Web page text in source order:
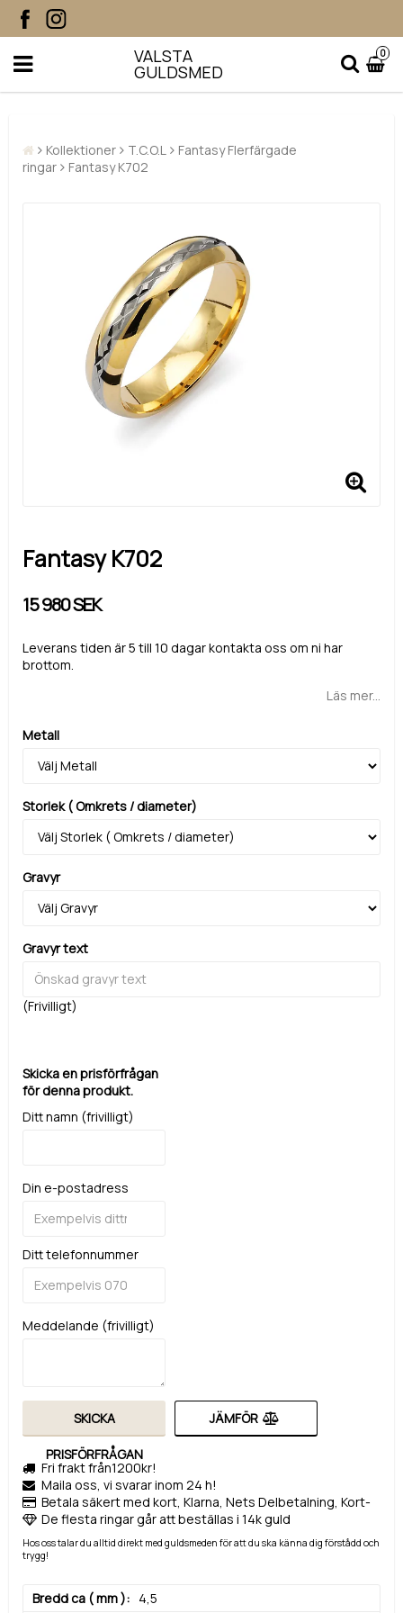
VALSTA
GULDSMED
0
Kollektioner T.C.O.L
Fantasy Flerfärgade
ringar
Fantasy K702
Fantasy K702
15 980 SEK
Leverans tiden är 5 till 10 dagar kontakta oss om ni har
brottom.
Läs mer...
Metall
Storlek ( Omkrets / diameter)
Gravyr
Gravyr text
(Frivilligt)
Skicka en prisförfrågan
för denna produkt.
Ditt namn (frivilligt)
Din e-postadress
Ditt telefonnummer
Meddelande (frivilligt)
SKICKA
PRISFÖRFRÅGAN
JÄMFÖR
Fri frakt från1200kr!
Maila oss, vi svarar inom 24 h!
Betala säkert med kort, Klarna, Nets Delbetalning, Kort-
De flesta ringar går att beställas i 14k guld
Hos oss talar du alltid direkt med guldsmeden för att du ska känna dig förstådd och
trygg!
Bredd ca ( mm ) 4,5